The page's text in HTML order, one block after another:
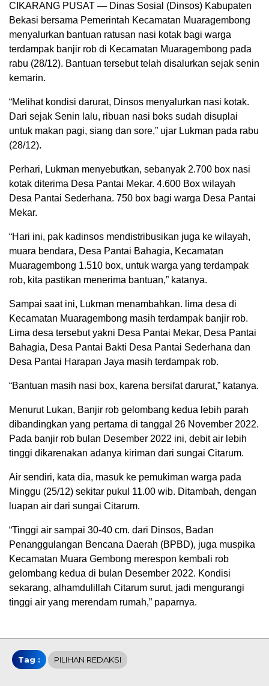
CIKARANG PUSAT — Dinas Sosial (Dinsos) Kabupaten
Bekasi bersama Pemerintah Kecamatan Muaragembong
menyalurkan bantuan ratusan nasi kotak bagi warga
terdampak banjir rob di Kecamatan Muaragembong pada
rabu (28/12). Bantuan tersebut telah disalurkan sejak senin
kemarin.
“Melihat kondisi darurat, Dinsos menyalurkan nasi kotak.
Dari sejak Senin lalu, ribuan nasi boks sudah disuplai
untuk makan pagi, siang dan sore,” ujar Lukman pada rabu
(28/12).
Perhari, Lukman menyebutkan, sebanyak 2.700 box nasi
kotak diterima Desa Pantai Mekar. 4.600 Box wilayah
Desa Pantai Sederhana. 750 box bagi warga Desa Pantai
Mekar.
“Hari ini, pak kadinsos mendistribusikan juga ke wilayah,
muara bendara, Desa Pantai Bahagia, Kecamatan
Muaragembong 1.510 box, untuk warga yang terdampak
rob, kita pastikan menerima bantuan,” katanya.
Sampai saat ini, Lukman menambahkan. lima desa di
Kecamatan Muaragembong masih terdampak banjir rob.
Lima desa tersebut yakni Desa Pantai Mekar, Desa Pantai
Bahagia, Desa Pantai Bakti Desa Pantai Sederhana dan
Desa Pantai Harapan Jaya masih terdampak rob.
“Bantuan masih nasi box, karena bersifat darurat,” katanya.
Menurut Lukan, Banjir rob gelombang kedua lebih parah
dibandingkan yang pertama di tanggal 26 November 2022.
Pada banjir rob bulan Desember 2022 ini, debit air lebih
tinggi dikarenakan adanya kiriman dari sungai Citarum.
Air sendiri, kata dia, masuk ke pemukiman warga pada
Minggu (25/12) sekitar pukul 11.00 wib. Ditambah, dengan
luapan air dari sungai Citarum.
“Tinggi air sampai 30-40 cm. dari Dinsos, Badan
Penanggulangan Bencana Daerah (BPBD), juga muspika
Kecamatan Muara Gembong merespon kembali rob
gelombang kedua di bulan Desember 2022. Kondisi
sekarang, alhamdulillah Citarum surut, jadi mengurangi
tinggi air yang merendam rumah,” paparnya.
Tag : PILIHAN REDAKSI